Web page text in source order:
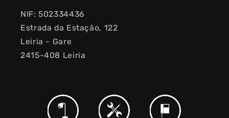
NIF: 502334436
Estrada da Estação, 122
Leiria - Gare
2415-408 Leiria